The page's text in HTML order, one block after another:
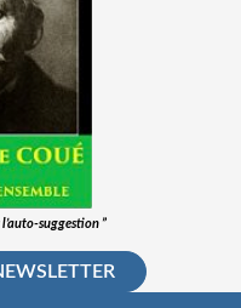
suggestion ”